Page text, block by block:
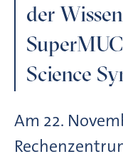
der
Science
Am 22.